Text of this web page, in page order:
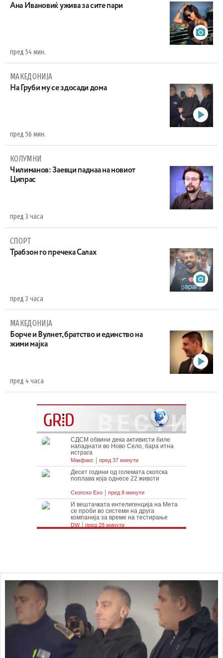
Ана Ивановиќ ужива за сите пари
пред 54 мин.
МАКЕДОНИЈА
На Груби му се здосади дома
пред 56 мин.
КОЛУМНИ
Чилиманов: Заевци паднаа на новиот
Ципрас
пред 3 часа
СПОРТ
Трабзон го пречека Салах
пред 3 часа
МАКЕДОНИЈА
Борче и Вулнет, братство и единство на
жими мајка
пред 4 часа